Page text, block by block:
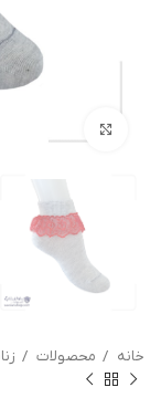
خانه محصولات